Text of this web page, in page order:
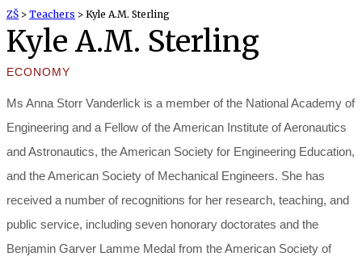
ZŠ > Teachers > Kyle A.M. Sterling
Kyle A.M. Sterling
ECONOMY
Ms Anna Storr Vanderlick is a member of the National Academy of
Engineering and a Fellow of the American Institute of Aeronautics
and Astronautics, the American Society for Engineering Education,
and the American Society of Mechanical Engineers. She has
received a number of recognitions for her research, teaching, and
public service, including seven honorary doctorates and the
Benjamin Garver Lamme Medal from the American Society of